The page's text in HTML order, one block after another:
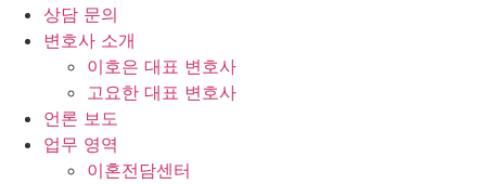
상담 문의
변호사 소개
이호은 대표 변호사
고요한 대표 변호사
언론 보도
업무 영역
이혼전담센터